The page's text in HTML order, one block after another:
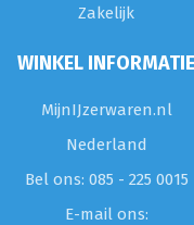
Zakelijk
WINKEL INFORMATIE
MijnIJzerwaren.nl
Nederland
Bel ons: 085 - 225 0015
E-mail ons: